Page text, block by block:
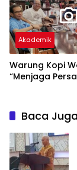
Akademik
Warung Kopi
“Menjaga
Baca